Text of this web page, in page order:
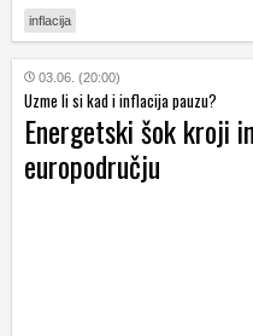
inflacija
03.06. (20:00)
Uzme li si kad i inflacija pauzu?
Energetski šok kroji
europodručju